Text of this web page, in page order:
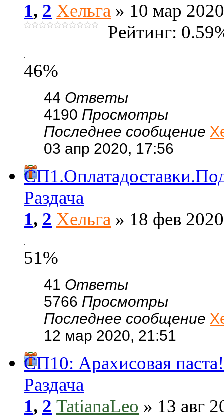
1, 2 Хельга » 10 мар
Рейтинг:
.
46%
44 Ответы
4190 Просмотры
Последнее сообщение
03 апр 2020, 17:56
Раздача
1, 2 Хельга » 18 фев
.
51%
41 Ответы
5766 Просмотры
Последнее сообщение
12 мар 2020, 21:51
СП10: Арахисовая
Раздача
1, 2 TatianaLeo » 13 авг